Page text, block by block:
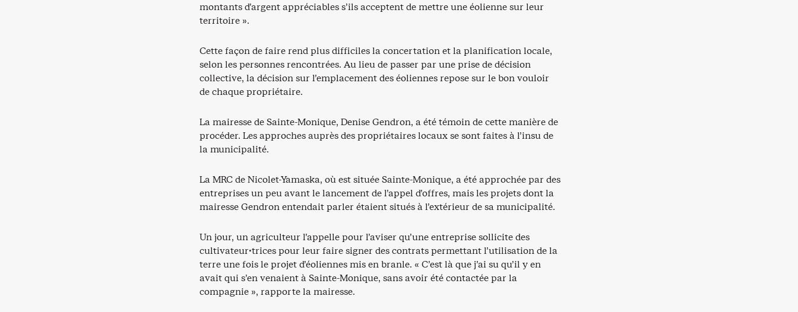
montants d’argent appréciables s’ils acceptent de mettre une éolienne sur leur
territoire ».
Cette façon de faire rend plus difficiles la concertation et la planification locale,
selon les personnes rencontrées. Au lieu de passer par une prise de décision
collective, la décision sur l’emplacement des éoliennes repose sur le bon vouloir
de chaque propriétaire.
La mairesse de Sainte-Monique, Denise Gendron, a été témoin de cette manière de
procéder. Les approches auprès des propriétaires locaux se sont faites à l’insu de
la municipalité.
La MRC de Nicolet-Yamaska, où est située Sainte-Monique, a été approchée par des
entreprises un peu avant le lancement de l’appel d’offres, mais les projets dont la
mairesse Gendron entendait parler étaient situés à l’extérieur de sa municipalité.
Un jour, un agriculteur l’appelle pour l’aviser qu’une entreprise sollicite des
cultivateur·trices pour leur faire signer des contrats permettant l’utilisation de la
terre une fois le projet d’éoliennes mis en branle. « C’est là que j’ai su qu’il y en
avait qui s’en venaient à Sainte-Monique, sans avoir été contactée par la
compagnie », rapporte la mairesse.